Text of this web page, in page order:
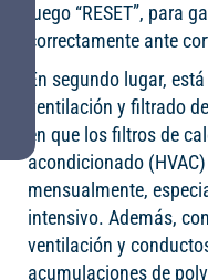
luego “RESET”, para
correctamente ante
En segundo lugar,
ventilación y filtrado
en que los filtros de
acondicionado
mensualmente,
intensivo. Además,
ventilación y
acumulaciones de